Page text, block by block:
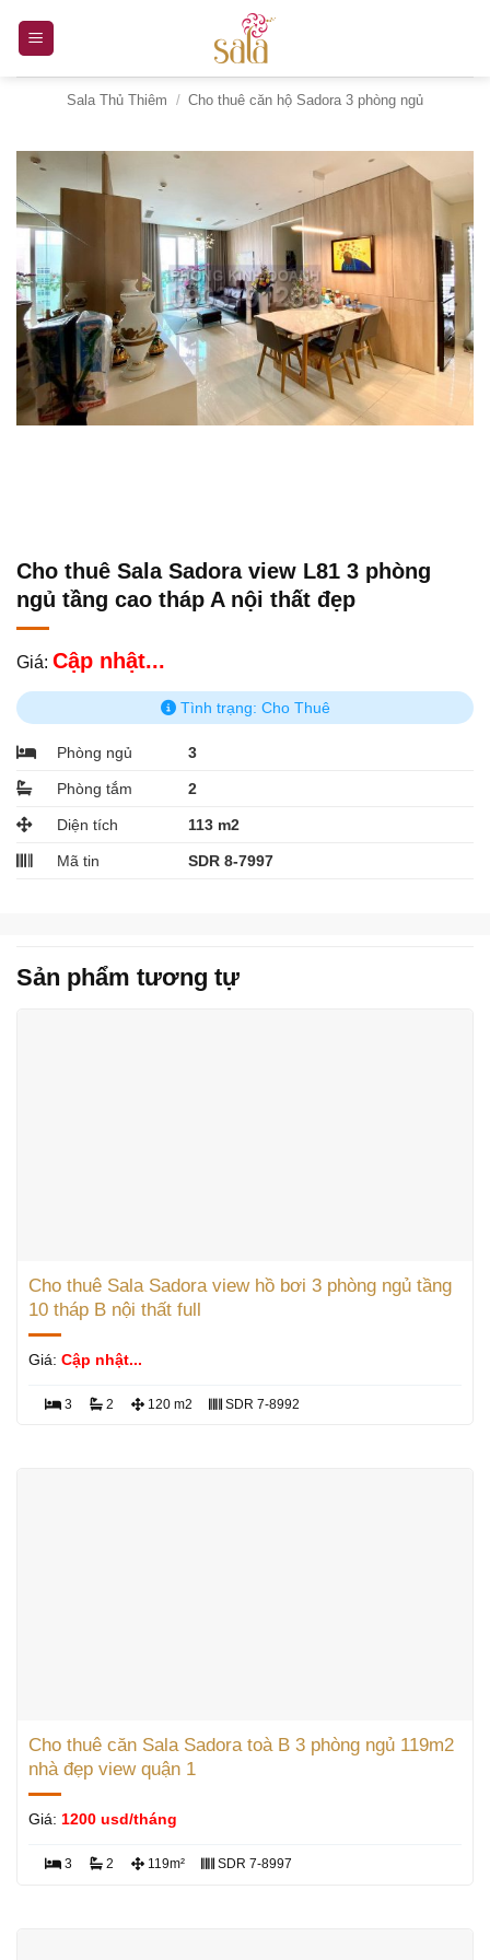
nội
Sala Thủ Thiêm / Cho thuê căn hộ Sadora 3 phòng ngủ
Cho thuê Sala Sadora view L81 3 phòng
ngủ tầng cao tháp A nội thất đẹp
Giá: Cập nhật...
Tình trạng: Cho Thuê
Phòng ngủ 3
Phòng tắm 2
Diện tích 113 m2
Mã tin SDR 8-7997
Sản phẩm tương tự
Cho thuê Sala Sadora view hồ bơi 3 phòng ngủ tầng
10 tháp B nội thất full
Giá: Cập nhật...
3 2 120 m2 SDR 7-8992
Cho thuê căn Sala Sadora toà B 3 phòng ngủ 119m2
nhà đẹp view quận 1
Giá: 1200 usd/tháng
3 2 119m² SDR 7-8997